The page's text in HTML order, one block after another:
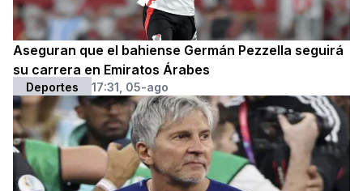
Aseguran que el bahiense Germán Pezzella seguirá
su carrera en Emiratos Árabes
Deportes 17:31, 05-ago